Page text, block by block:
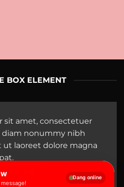
BOX ELEMENT
sit amet, consectetuer
diam nonummy nibh
laoreet dolore magna
ME
Đang online